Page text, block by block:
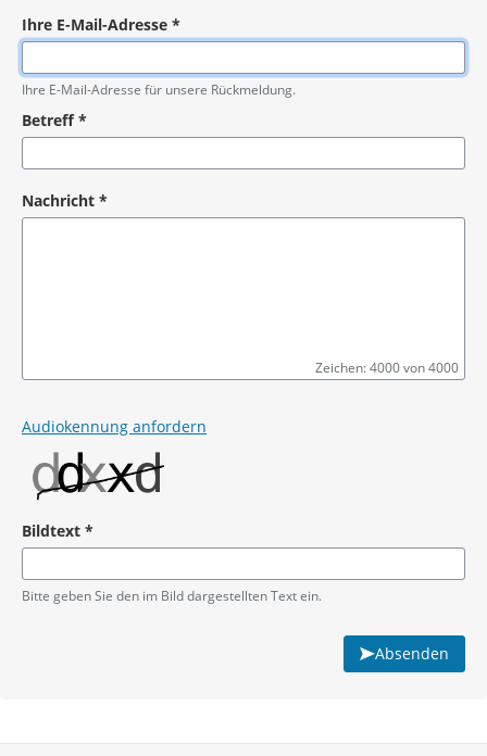
Ihre E-Mail-Adresse *
Pflichtangabe
Ihre E-Mail-Adresse für unsere Rückmeldung.
Betreff*
Nachricht *
Zeichen: 4000 von 4000
Audiokennung anfordern
Bildtext *
Pflichtangabe
Bitte geben Sie den im Bild dargestellten Text ein.
Absenden